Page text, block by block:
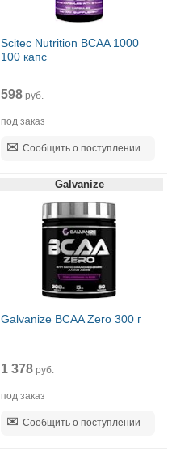
Scitec Nutrition BCAA 1000
100 капс
598 руб.
под заказ
Сообщить о поступлении
Galvanize
Galvanize BCAA Zero 300 г
1 378 руб.
под заказ
Сообщить о поступлении